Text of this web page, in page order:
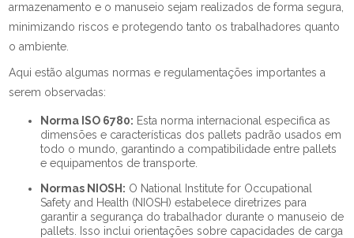
armazenamento e o manuseio sejam realizados de forma segura,
minimizando riscos e protegendo tanto os trabalhadores quanto
o ambiente.
Aqui estão algumas normas e regulamentações importantes a
serem observadas:
Norma ISO 6780: Esta norma internacional especifica as
dimensões e características dos pallets padrão usados em
todo o mundo, garantindo a compatibilidade entre pallets
e equipamentos de transporte.
Normas NIOSH: O National Institute for Occupational
Safety and Health (NIOSH) estabelece diretrizes para
garantir a segurança do trabalhador durante o manuseio de
pallets. Isso inclui orientações sobre capacidades de carga